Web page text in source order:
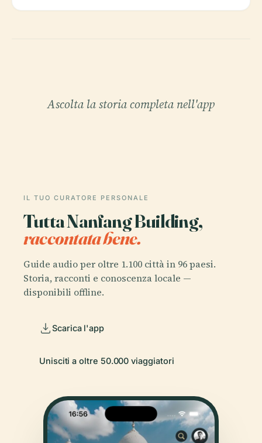
Ascolta la storia completa nell'app
IL TUO CURATORE PERSONALE
Tutta Nanfang Building,
raccontata bene.
Guide audio per oltre 1.100 città in 96 paesi.
Storia, racconti e conoscenza locale —
disponibili offline.
Scarica l'app
Unisciti a oltre 50.000 viaggiatori